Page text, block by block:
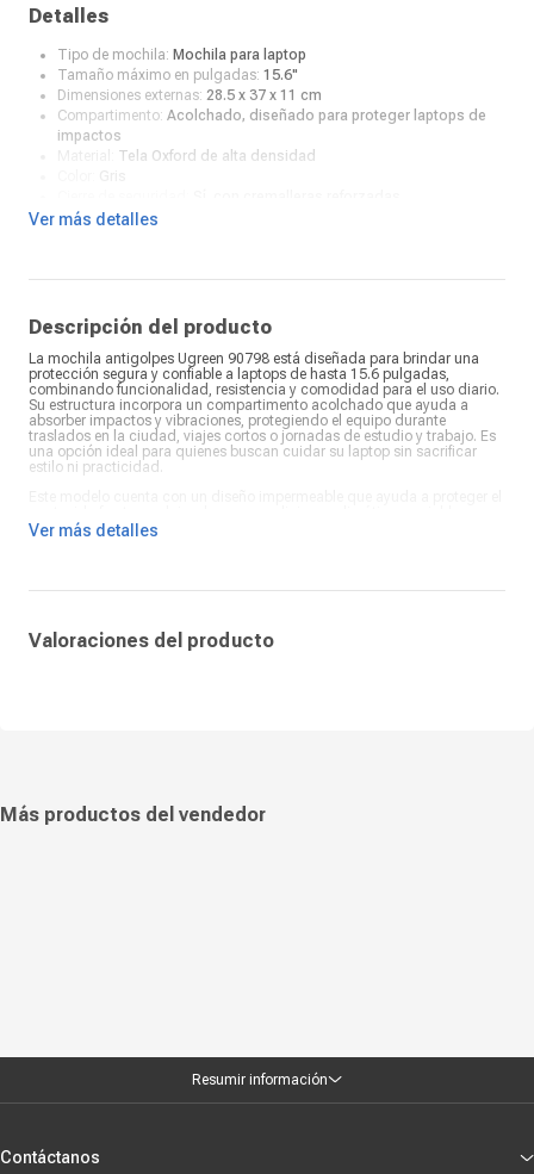
Detalles
Tipo de mochila: Mochila para laptop
Tamaño máximo en pulgadas: 15.6"
Dimensiones externas: 28.5 x 37 x 11 cm
Compartimento: Acolchado, diseñado para proteger laptops de
impactos
Tela Oxford de alta densidad
Resistente al agua:
Ver más detalles
Descripción del producto
La mochila antigolpes Ugreen 90798 está diseñada para brindar una
protección segura y confiable a laptops de hasta 15.6 pulgadas,
combinando funcionalidad, resistencia y comodidad para el uso diario.
Su estructura incorpora un compartimento acolchado que ayuda a
absorber impactos y vibraciones, protegiendo el equipo durante
traslados en la ciudad, viajes cortos o jornadas de estudio y trabajo. Es
una opción ideal para quienes buscan cuidar su laptop sin sacrificar
estilo ni practicidad.
brindando mayor tranquilidad al transportar dispositivos electrónicos y
optimizando el espacio interior y permitiendo mantener todo en su lugar
La mochila antigolpes Ugreen 90798 ofrece un diseño moderno y
funcional que se adapta a distintos estilos de vida, ya sea para oficina,
Ver más detalles
Valoraciones del producto
Más productos del vendedor
Resumir información
Contáctanos